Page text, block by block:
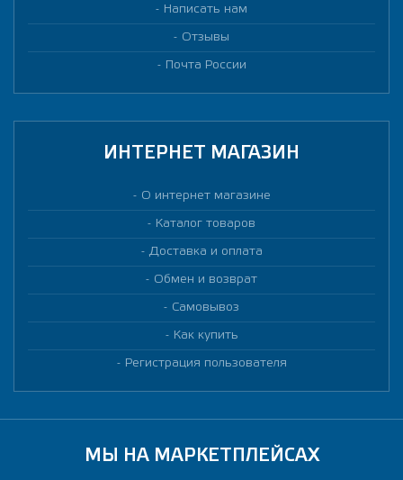
Написать нам
Отзывы
Почта России
ИНТЕРНЕТ МАГАЗИН
О интернет магазине
Каталог товаров
Доставка и оплата
Обмен и возврат
Самовывоз
Как купить
Регистрация пользователя
МЫ НА МАРКЕТПЛЕЙСАХ